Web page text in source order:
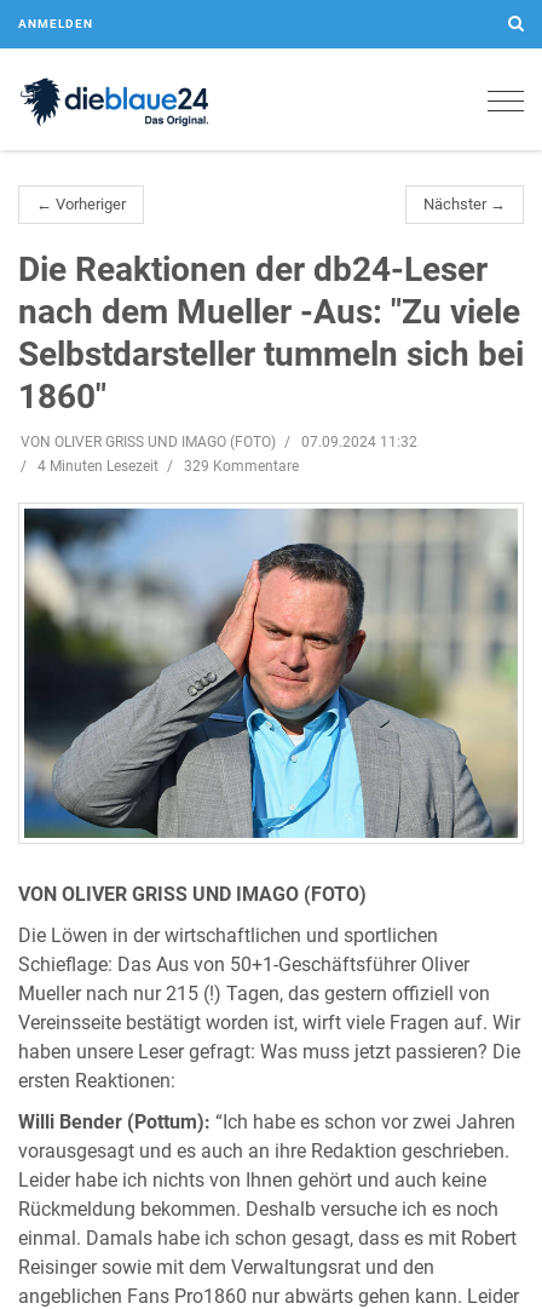
ANMELDEN
← Vorheriger Nächster →
Die Reaktionen der db24-Leser
nach dem Mueller -Aus: "Zu viele
Selbstdarsteller tummeln sich bei
1860"
VON OLIVER GRISS UND IMAGO (FOTO)
07.09.2024 11:32
4 Minuten Lesezeit
329 Kommentare
VON OLIVER GRISS UND IMAGO (FOTO)
Die Löwen in der wirtschaftlichen und sportlichen
Schieflage: Das Aus von 50+1-Geschäftsführer Oliver
Mueller nach nur 215 (!) Tagen, das gestern offiziell von
Vereinsseite bestätigt worden ist, wirft viele Fragen auf. Wir
haben unsere Leser gefragt: Was muss jetzt passieren? Die
ersten Reaktionen:
Willi Bender (Pottum): “Ich habe es schon vor zwei Jahren
vorausgesagt und es auch an ihre Redaktion geschrieben.
Leider habe ich nichts von Ihnen gehört und auch keine
Rückmeldung bekommen. Deshalb versuche ich es noch
einmal. Damals habe ich schon gesagt, dass es mit Robert
Reisinger sowie mit dem Verwaltungsrat und den
angeblichen Fans Pro1860 nur abwärts gehen kann. Leider